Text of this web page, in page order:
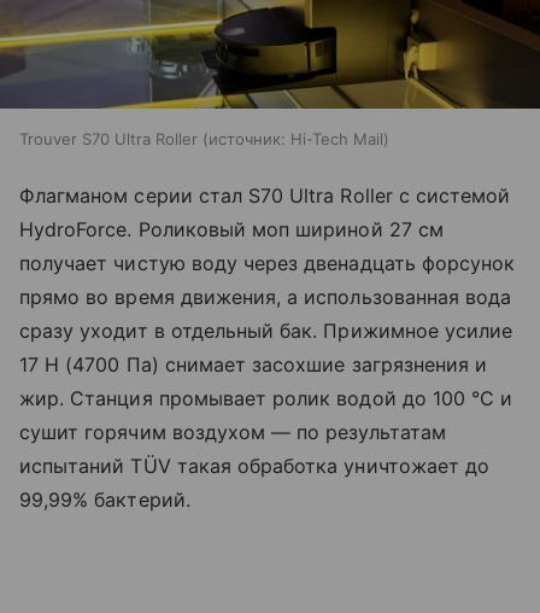
Trouver S70 Ultra Roller источник: Hi-Tech Mail
Флагманом серии стал S70 Ultra Roller с системой
HydroForce. Роликовый моп шириной 27 см
получает чистую воду через двенадцать форсунок
прямо во время движения, а использованная вода
сразу уходит в отдельный бак. Прижимное усилие
17 Н (4700 Па) снимает засохшие загрязнения и
жир. Станция промывает ролик водой до 100 °C и
сушит горячим воздухом — по результатам
испытаний TÜV такая обработка уничтожает до
99,99% бактерий.